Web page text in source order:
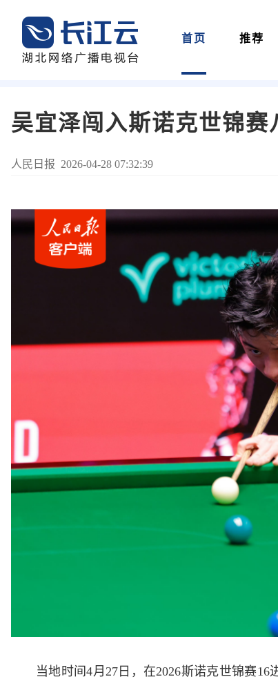
首页 推荐
吴宜泽闯入斯诺克世锦赛
人民日报 2026-04-28 07:32:39
当地时间4月27日，在2026斯诺克世锦赛